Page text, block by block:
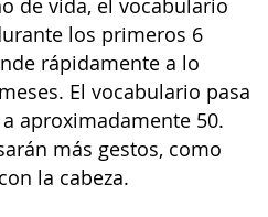
de vida, el vocabulario
los primeros 6
rápidamente a lo
El vocabulario pasa
aproximadamente 50.
más gestos, como
la cabeza.